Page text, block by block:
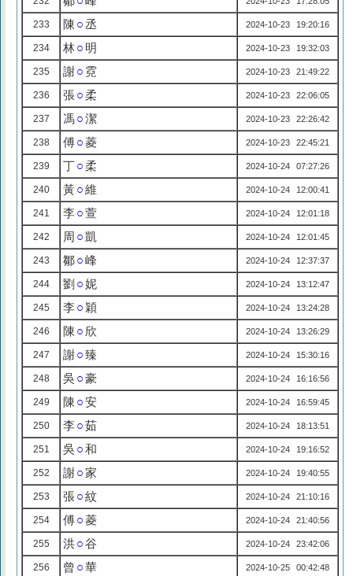
233 陳 ○丞 2024-10-23 19:20:16
234 林○ 明 2024-10-23 19:32:03
235 謝○ 霓 2024-10-23 21:49:22
236 張○柔 2024-10-23 22:06:05
237 馮○潔 2024-10-23 22:26:42
238 傅○菱 2024-10-23 22:45:21
239 丁○柔 2024-10-24 07:27:26
240 黃○維 2024-10-24 12:00:41
241 李○萱 2024-10-24 12:01:18
242 周 ○凱 2024-10-24 12:01:45
243 鄒○峰 2024-10-24 12:37:37
244 劉 ○妮 2024-10-24 13:12:47
245 李○ 穎 2024-10-24 13:24:28
246 陳 ○ 欣 2024-10-24 13:26:29
247 謝○臻 2024-10-24 15:30:16
248 吳 ○豪 2024-10-24 16:16:56
249 陳 ○安 2024-10-24 16:59:45
250 李○茹 2024-10-24 18:13:51
251 吳 ○和 2024-10-24 19:16:52
252 謝○家 2024-10-24 19:40:55
253 張○紋 2024-10-24 21:10:16
254 傅○菱 2024-10-24 21:40:56
255 洪○谷 2024-10-24 23:42:06
256 曾 ○華 2024-10-25 00:42:48